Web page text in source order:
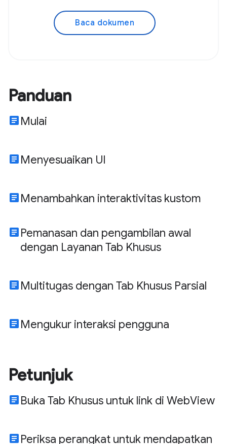
Baca dokumen
Panduan
article Mulai
article Menyesuaikan UI
article Menambahkan interaktivitas kustom
article Pemanasan dan pengambilan awal
dengan Layanan Tab Khusus
article Multitugas dengan Tab Khusus Parsial
article Mengukur interaksi pengguna
Petunjuk
article Buka Tab Khusus untuk link di WebView
article Periksa perangkat untuk mendapatkan